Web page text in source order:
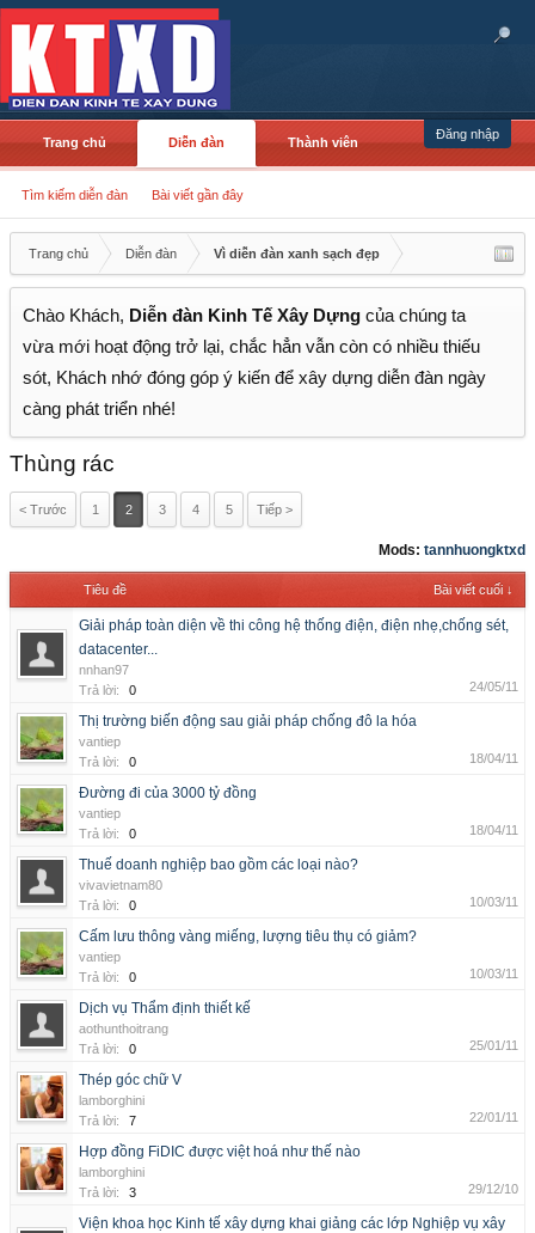
Đăng nhập
Trang chủ Diễn đàn
Tìm kiếm diễn đàn Bài viết gần đây
Thành viên
Trang chủ Diễn đàn Vì diễn đàn xanh sạch đẹp
Chào Khách, Diễn đàn Kinh Tế Xây Dựng của chúng ta
vừa mới hoạt động trở lại, chắc hẳn vẫn còn có nhiều thiếu
sót, Khách nhớ đóng góp ý kiến để xây dựng diễn đàn ngày
càng phát triển nhé!
Thùng rác
< Trước 1 2 3 4 5 Tiếp >
Mods: tannhuongktxd
Tiêu đề Bài viết cuối ↓
Giải pháp toàn diện về thi công hệ thống điện, điện nhẹ,chống sét,
datacenter...
nnhan97
Trả lời:
0 24/05/11
Thị trường biến động sau giải pháp chống đô la hóa
vantiep
Trả lời:
0 18/04/11
Đường đi của 3000 tỷ đồng
vantiep
Trả lời:
0 18/04/11
Thuế doanh nghiệp bao gồm các loại nào?
vivavietnam80
Trả lời:
0 10/03/11
Cấm lưu thông vàng miếng, lượng tiêu thụ có giảm?
vantiep
Trả lời:
0 10/03/11
Dịch vụ Thẩm định thiết kế
aothunthoitrang
Trả lời:
0 25/01/11
Thép góc chữ V
lamborghini
Trả lời:
7 22/01/11
Hợp đồng FiDIC được việt hoá như thế nào
lamborghini
Trả lời:
3 29/12/10
Viện khoa học Kinh tế xây dựng khai giảng các lớp Nghiệp vụ xây